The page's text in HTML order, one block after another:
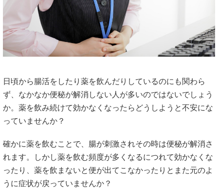
日頃から腸活をしたり薬を飲んだりしているのにも関わら
ず、なかなか便秘が解消しない人が多いのではないでしょう
か。薬を飲み続けて効かなくなったらどうしようと不安にな
っていませんか？
確かに薬を飲むことで、腸が刺激されその時は便秘が解消さ
れます。しかし薬を飲む頻度が多くなるにつれて効かなくな
ったり、薬を飲まないと便が出てこなかったりとまた元のよ
うに症状が戻っていませんか？